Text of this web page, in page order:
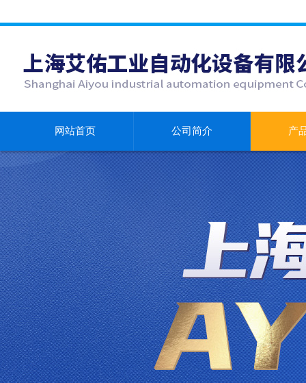
网站首页 公司简介 产